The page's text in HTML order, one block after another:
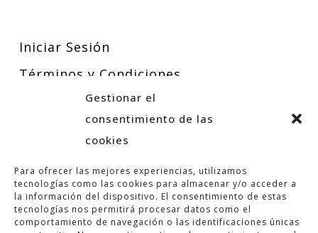
Gestionar el
consentimiento de las
cookies
Para ofrecer las mejores experiencias, utilizamos
tecnologías como las cookies para almacenar y/o acceder a
la información del dispositivo. El consentimiento de estas
tecnologías nos permitirá procesar datos como el
comportamiento de navegación o las identificaciones únicas
Iniciar Sesión
Términos y Condiciones
Política de Privacidad
Política de Cookies